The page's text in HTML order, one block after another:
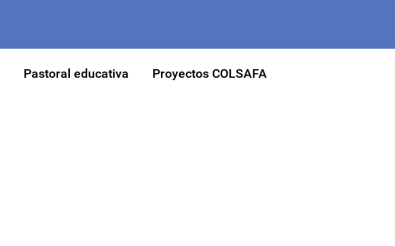
Pastoral educativa Proyectos COLSAFA